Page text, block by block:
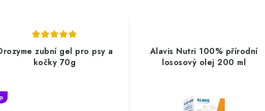
zubní gel pro psy a
kočky 70g
Alavis Nutri 100% přírodní
lososový olej 200 ml